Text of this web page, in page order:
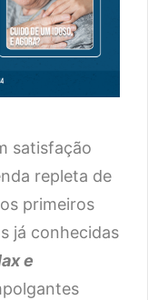
satisfação
repleta de
primeiros
já conhecidas
e